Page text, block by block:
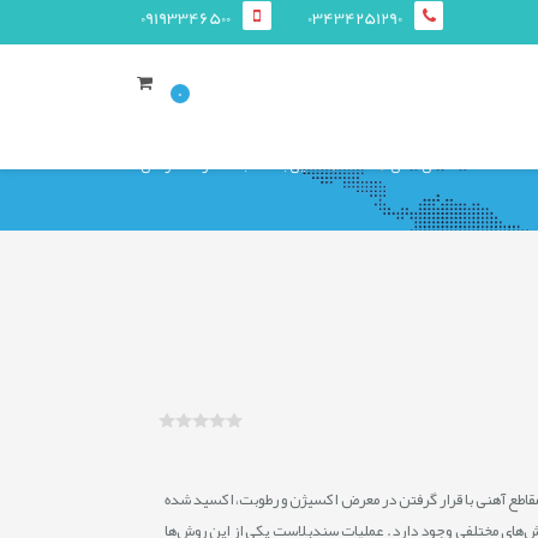
03434251290
09193346500
0
صفحه ی اصلی مقالات آشنایی با سند بلاست و عملکرد آن
آهنی با قرار گرفتن در معرض اکسیژن و رطوبت، اکسید شده
مختلفی وجود دارد. عملیات سندبلاست یکی از این روش‌ها